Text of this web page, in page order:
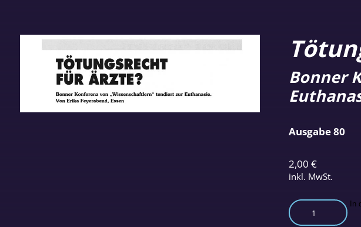
2,00 €
inkl. MwSt.
Bonner
Tötungsrecht
für
In
Ausgabe 80